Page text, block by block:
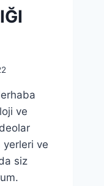
ve
yerleri ve
siz